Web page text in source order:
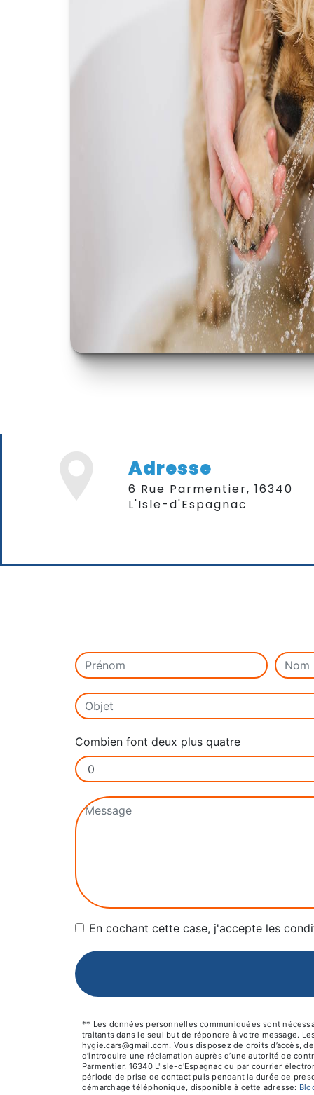
Adresse
6 Rue Parmentier, 16340
L'Isle-d'Espagnac
Combien font deux plus quatre
En cochant cette case, j'accepte les
** Les données personnelles communiquées sont
traitants dans le seul but de répondre à votre message.
hygie.cars@gmail.com. Vous disposez de droits
d’introduire une réclamation auprès d’une autorité de
Parmentier, 16340 L'Isle-d'Espagnac ou par courrier
période de prise de contact puis pendant la durée de
démarchage téléphonique, disponible à cette adresse: